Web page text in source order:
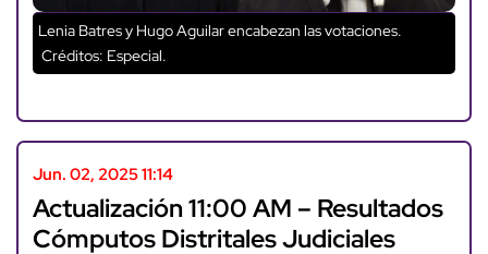
Lenia Batres y Hugo Aguilar encabezan las votaciones.
Créditos: Especial.
Jun. 02, 2025 11:14
Actualización 11:00 AM – Resultados
Cómputos Distritales Judiciales